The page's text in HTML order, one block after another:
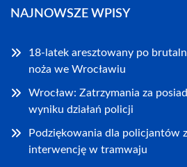
NAJNOWSZE WPISY
18-latek aresztowany po
noża we Wrocławiu
Wrocław: Zatrzymania za
wyniku działań policji
Podziękowania dla policjantów
interwencję w tramwaju